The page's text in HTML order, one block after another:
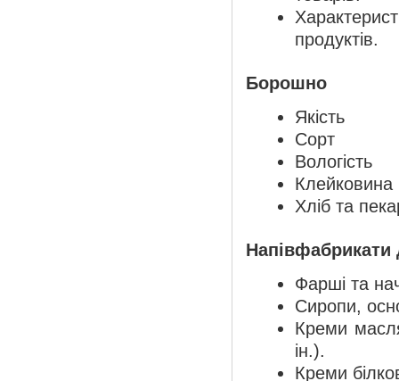
продуктів.
Борошно
Якість
Сорт
Вологість
Клейковина
Хліб та
Фарші та
Сиропи,
Креми
ін.).
Креми